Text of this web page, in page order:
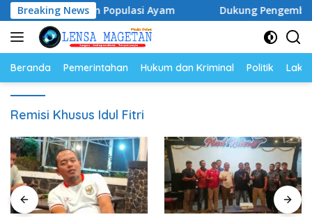
Langsung
ke
konten
Breaking News
Telur dan Populasi Ayam Dukung Pengembangan
Beranda Pemerintahan Hukum dan Kriminal Politik
Remisi Khusus Idul Fitri